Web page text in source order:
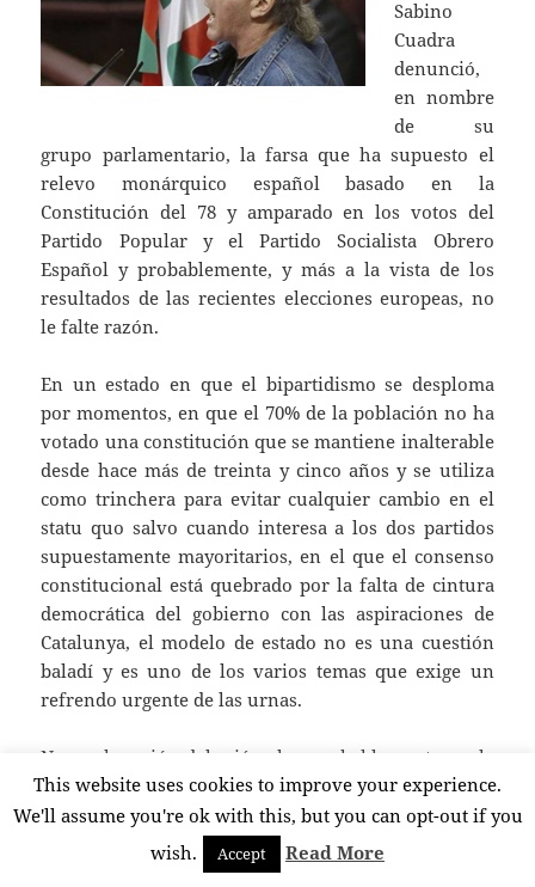
Sabino
Cuadra
denunció,
en nombre
de su
grupo parlamentario, la farsa que ha supuesto el
relevo monárquico español basado en la
Constitución del 78 y amparado en los votos del
Partido Popular y el Partido Socialista Obrero
Español y probablemente, y más a la vista de los
resultados de las recientes elecciones europeas, no
le falte razón.
En un estado en que el bipartidismo se desploma
por momentos, en que el 70% de la población no ha
votado una constitución que se mantiene inalterable
desde hace más de treinta y cinco años y se utiliza
como trinchera para evitar cualquier cambio en el
statu quo salvo cuando interesa a los dos partidos
supuestamente mayoritarios, en el que el consenso
constitucional está quebrado por la falta de cintura
democrática del gobierno con las aspiraciones de
Catalunya, el modelo de estado no es una cuestión
baladí y es uno de los varios temas que exige un
refrendo urgente de las urnas.
No era la sesión del miércoles, probablemente, en la
que ninguna de las reivindicaciones del grupo
parlamentario de Amaiur fuera a ser escuchada, y
mucho menos atendida y es fácil de comprender la
frustración de sus componentes. Más discutible es si
This website uses cookies to improve your experience.
We'll assume you're ok with this, but you can opt-out if you
wish.
Accept Read More